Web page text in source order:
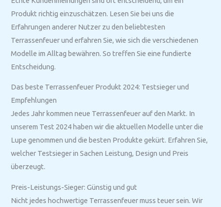
Produkt richtig einzuschätzen. Lesen Sie bei uns die
Erfahrungen anderer Nutzer zu den beliebtesten
Terrassenfeuer und erfahren Sie, wie sich die verschiedenen
Modelle im Alltag bewähren. So treffen Sie eine fundierte
Entscheidung.
Das beste Terrassenfeuer Produkt 2024: Testsieger und
Empfehlungen
Jedes Jahr kommen neue Terrassenfeuer auf den Markt. In
unserem Test 2024 haben wir die aktuellen Modelle unter die
Lupe genommen und die besten Produkte gekürt. Erfahren Sie,
welcher Testsieger in Sachen Leistung, Design und Preis
überzeugt.
Preis-Leistungs-Sieger: Günstig und gut
Nicht jedes hochwertige Terrassenfeuer muss teuer sein. Wir